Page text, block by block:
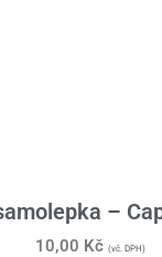
–
10,00 Kč (vč. DPH)